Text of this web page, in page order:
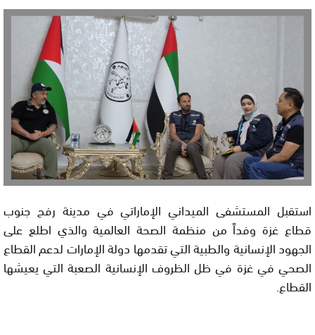
استقبل المستشفى الميداني الإماراتي في مدينة رفح جنوب
قطاع غزة وفداً من منظمة الصحة العالمية والذي اطلع على
الجهود الإنسانية والطبية التي تقدمها دولة الإمارات لدعم القطاع
الصحي في غزة في ظل الظروف الإنسانية الصعبة التي يعيشها
القطاع.